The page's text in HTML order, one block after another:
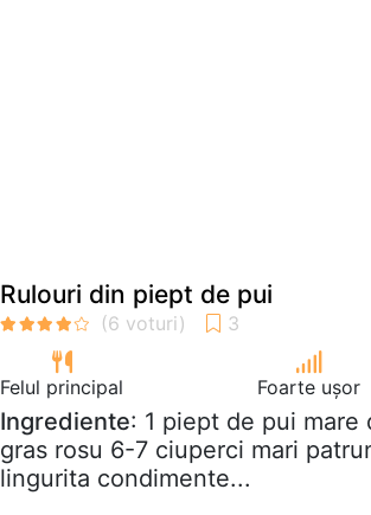
Rulouri din piept de pui
Felul principal Foarte ușor
Ingrediente: 1 piept de pui mare
gras rosu 6-7 ciuperci mari
lingurita condimente...